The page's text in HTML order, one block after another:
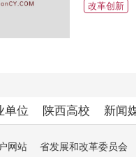
改革创新
单位 陕西高校 新闻
网站 省发展和改革委员会